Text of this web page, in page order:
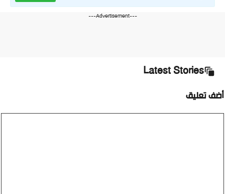
---Advertisement---
Latest Stories
أضف تعليق